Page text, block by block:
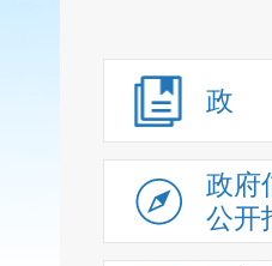
政
政府
公开